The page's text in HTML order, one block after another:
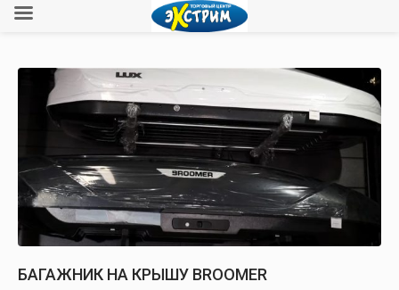
БАГАЖНИК НА КРЫШУ BROOMER